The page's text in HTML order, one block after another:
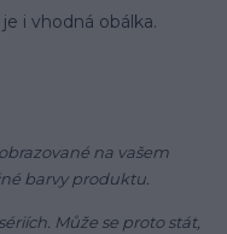
i vhodná obálka.
na vašem
barvy produktu.
Může se proto stát,